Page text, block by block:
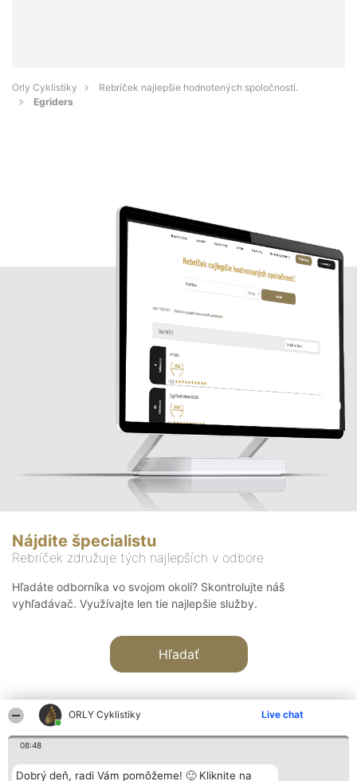
ORLY Cyklistiky Live chat
08:48
Dobrý deň, radi Vám pomôžeme! 🙂 Kliknite na
Orly Cyklistiky
Rebríček najlepšie hodnotených spoločností.
Egriders
Nájdite špecialistu
Rebríček združuje tých najlepších v odbore
Hľadáte odborníka vo svojom okolí? Skontrolujte náš
vyhľadávač. Využívajte len tie najlepšie služby.
Hľadať
Organizátor hodnotenia Hodnotenie Kontakt